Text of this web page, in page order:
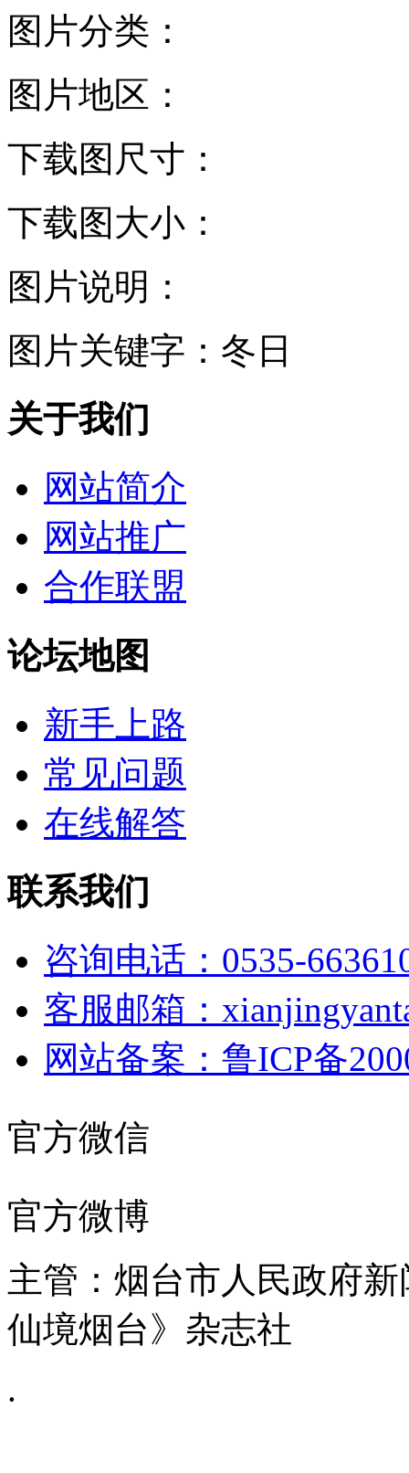
图片分类：
图片地区：
下载图尺寸：
下载图大小：
图片说明：
图片关键字： 冬日
关于我们
网站简介
网站推广
合作联盟
论坛地图
新手上路
常见问题
在线解答
联系我们
咨询电话：0535-
客服邮箱：
网站备案：鲁ICP备
官方微信
官方微博
主管：烟台市人民政府
仙境烟台》杂志社
.